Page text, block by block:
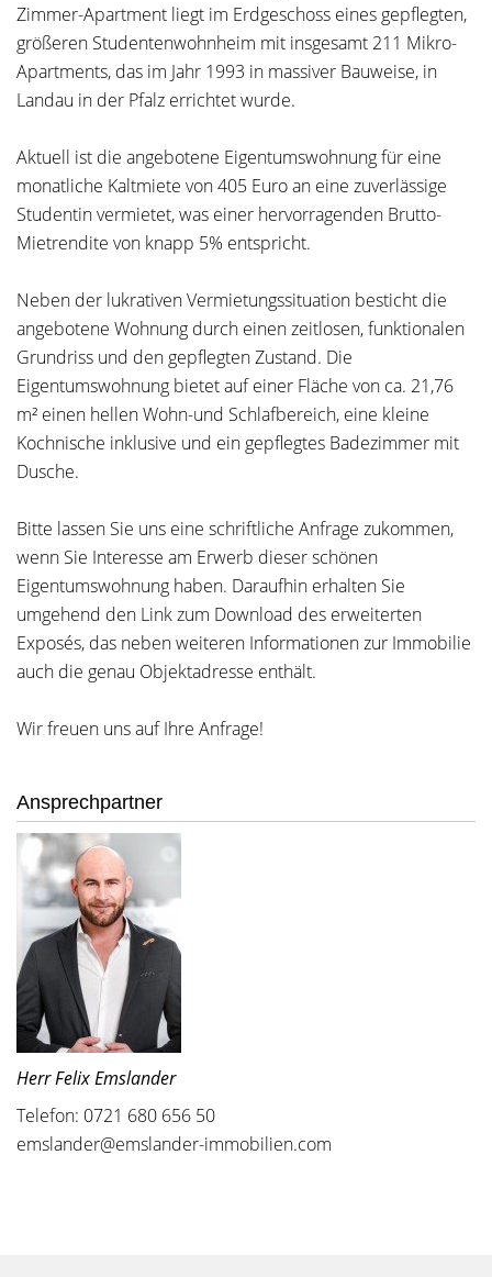
Zimmer-Apartment liegt im Erdgeschoss eines gepflegten,
größeren Studentenwohnheim mit insgesamt 211 Mikro-
Apartments, das im Jahr 1993 in massiver Bauweise, in
Landau in der Pfalz errichtet wurde.
Aktuell ist die angebotene Eigentumswohnung für eine
monatliche Kaltmiete von 405 Euro an eine zuverlässige
Studentin vermietet, was einer hervorragenden Brutto-
Mietrendite von knapp 5% entspricht.
Neben der lukrativen Vermietungssituation besticht die
angebotene Wohnung durch einen zeitlosen, funktionalen
Grundriss und den gepflegten Zustand. Die
Eigentumswohnung bietet auf einer Fläche von ca. 21,76
m² einen hellen Wohn-und Schlafbereich, eine kleine
Kochnische inklusive und ein gepflegtes Badezimmer mit
Dusche.
Bitte lassen Sie uns eine schriftliche Anfrage zukommen,
wenn Sie Interesse am Erwerb dieser schönen
Eigentumswohnung haben. Daraufhin erhalten Sie
umgehend den Link zum Download des erweiterten
Exposés, das neben weiteren Informationen zur Immobilie
auch die genau Objektadresse enthält.
Wir freuen uns auf Ihre Anfrage!
Ansprechpartner
Herr Felix Emslander
Telefon: 0721 680 656 50
emslander@emslander-immobilien.com